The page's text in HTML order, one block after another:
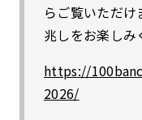
らご覧いただけ
兆しをお楽しみ
https://
2026/